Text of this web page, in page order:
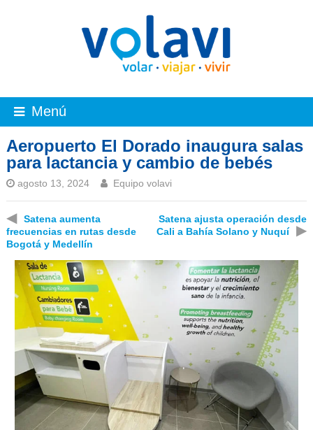
Menú
Aeropuerto El Dorado inaugura salas
para lactancia y cambio de bebés
agosto 13, 2024 Equipo volavi
◀
Satena aumenta
frecuencias en rutas desde
Bogotá y Medellín
Satena ajusta operación desde
Cali a Bahía Solano y Nuquí
▶